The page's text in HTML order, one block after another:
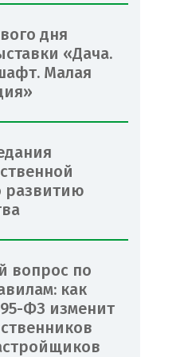
дня
«Дача.
Малая
развитию
вопрос по
как
ФЗ изменит